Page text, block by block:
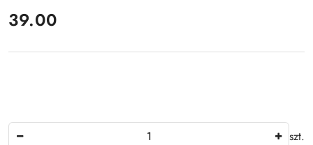
cena:
39.00
szt.